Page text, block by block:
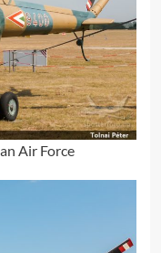
Air Force